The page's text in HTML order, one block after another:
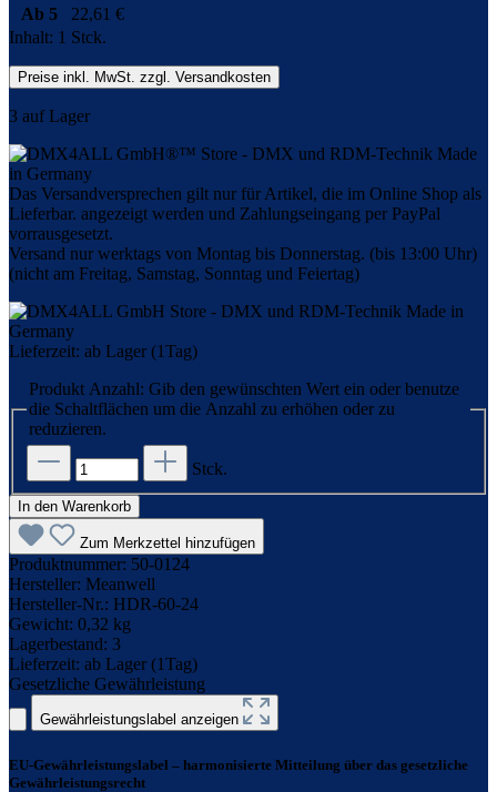
Ab 5
22,61 €
Inhalt: 1 Stck.
Preise inkl. MwSt. zzgl. Versandkosten
3 auf Lager
Das Versandversprechen gilt nur für Artikel, die im Online Shop als
Lieferbar. angezeigt werden und Zahlungseingang per PayPal
vorrausgesetzt.
Versand nur werktags von Montag bis Donnerstag. (bis 13:00 Uhr)
(nicht am Freitag, Samstag, Sonntag und Feiertag)
Lieferzeit: ab Lager (1Tag)
Produkt Anzahl: Gib den gewünschten Wert ein oder benutze
die Schaltflächen um die Anzahl zu erhöhen oder zu
reduzieren.
Stck.
In den Warenkorb
Zum Merkzettel hinzufügen
Produktnummer: 50-0124
Hersteller: Meanwell
Hersteller-Nr.: HDR-60-24
Gewicht: 0,32 kg
Lagerbestand: 3
Lieferzeit: ab Lager (1Tag)
Gesetzliche Gewährleistung
Gewährleistungslabel anzeigen
EU-Gewährleistungslabel – harmonisierte Mitteilung über das gesetzliche
Gewährleistungsrecht